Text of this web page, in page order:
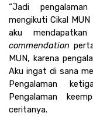
“Jadi
mengikuti Cikal
aku
commendation
MUN, karena
Aku ingat di sana
Pengalaman
Pengalaman
ceritanya.